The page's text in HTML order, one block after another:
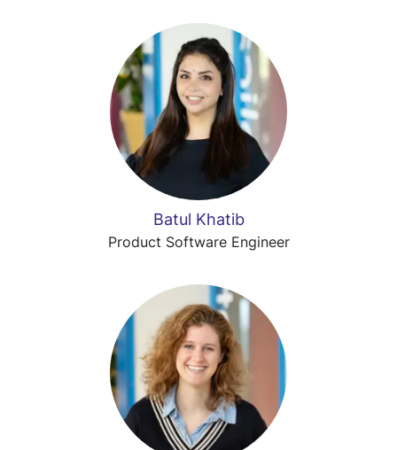
Batul Khatib
Product Software Engineer